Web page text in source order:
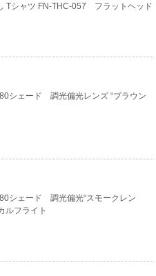
Tシャツ FN-THC-057 フラットヘッド
シェード 調光偏光レンズ “ブラウン
シェード 調光偏光“スモークレン
フライト